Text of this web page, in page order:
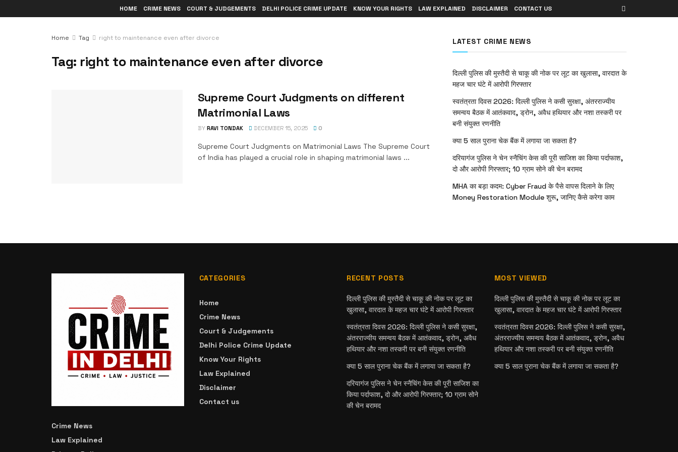
HOME CRIME NEWS COURT & JUDGEMENTS DELHI POLICE CRIME UPDATE KNOW YOUR RIGHTS LAW EXPLAINED DISCLAIMER CONTACT US
Home Tag right to maintenance even after divorce
Tag: right to maintenance even after divorce
Supreme Court Judgments on different
Matrimonial Laws
BY RAVI TONDAK DECEMBER 15, 2025 0
Supreme Court Judgments on Matrimonial Laws The Supreme Court
of India has played a crucial role in shaping matrimonial laws ...
LATEST CRIME NEWS
दिल्ली पुलिस की मुस्तैदी से चाकू की नोक पर लूट का खुलासा, वारदात के
महज चार घंटे में आरोपी गिरफ्तार
स्वतंत्रता दिवस 2026: दिल्ली पुलिस ने कसी सुरक्षा, अंतरराज्यीय
समन्वय बैठक में आतंकवाद, ड्रोन, अवैध हथियार और नशा तस्करी पर
बनी संयुक्त रणनीति
क्या 5 साल पुराना चेक बैंक में लगाया जा सकता है?
दरियागंज पुलिस ने चेन स्नैचिंग केस की पूरी साजिश का किया पर्दाफाश,
दो और आरोपी गिरफ्तार; 10 ग्राम सोने की चेन बरामद
MHA का बड़ा कदम: Cyber Fraud के पैसे वापस दिलाने के लिए
Money Restoration Module शुरू, जानिए कैसे करेगा काम
Crime News
Law Explained
CATEGORIES
Home
Crime News
Court & Judgements
Delhi Police Crime Update
Know Your Rights
Law Explained
Disclaimer
Contact us
RECENT POSTS
दिल्ली पुलिस की मुस्तैदी से चाकू की नोक पर लूट का
खुलासा, वारदात के महज चार घंटे में आरोपी गिरफ्तार
स्वतंत्रता दिवस 2026: दिल्ली पुलिस ने कसी सुरक्षा,
अंतरराज्यीय समन्वय बैठक में आतंकवाद, ड्रोन, अवैध
हथियार और नशा तस्करी पर बनी संयुक्त रणनीति
क्या 5 साल पुराना चेक बैंक में लगाया जा सकता है?
दरियागंज पुलिस ने चेन स्नैचिंग केस की पूरी साजिश का
किया पर्दाफाश, दो और आरोपी गिरफ्तार; 10 ग्राम सोने
की चेन बरामद
MOST VIEWED
दिल्ली पुलिस की मुस्तैदी से चाकू की नोक पर लूट का
खुलासा, वारदात के महज चार घंटे में आरोपी गिरफ्तार
स्वतंत्रता दिवस 2026: दिल्ली पुलिस ने कसी सुरक्षा,
अंतरराज्यीय समन्वय बैठक में आतंकवाद, ड्रोन, अवैध
हथियार और नशा तस्करी पर बनी संयुक्त रणनीति
क्या 5 साल पुराना चेक बैंक में लगाया जा सकता है?